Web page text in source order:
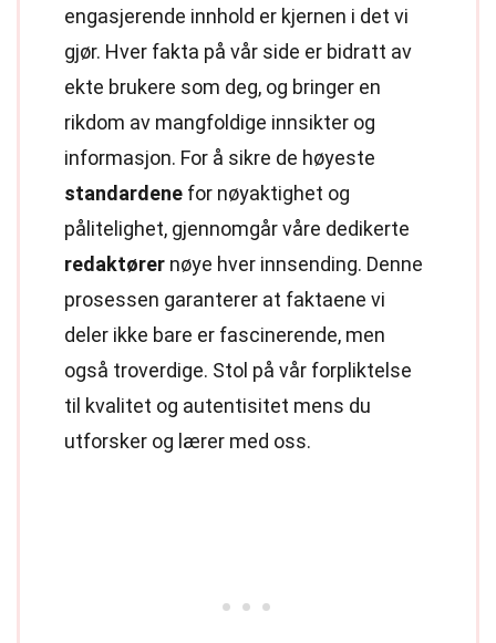
engasjerende innhold er kjernen i det vi
gjør. Hver fakta på vår side er bidratt av
ekte brukere som deg, og bringer en
rikdom av mangfoldige innsikter og
informasjon. For å sikre de høyeste
standardene for nøyaktighet og
pålitelighet, gjennomgår våre dedikerte
redaktører nøye hver innsending. Denne
prosessen garanterer at faktaene vi
deler ikke bare er fascinerende, men
også troverdige. Stol på vår forpliktelse
til kvalitet og autentisitet mens du
utforsker og lærer med oss.